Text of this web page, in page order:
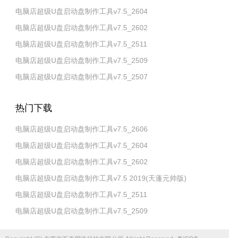
电脑店超级U盘启动盘制作工具v7.5_2604
电脑店超级U盘启动盘制作工具v7.5_2602
电脑店超级U盘启动盘制作工具v7.5_2511
电脑店超级U盘启动盘制作工具v7.5_2509
电脑店超级U盘启动盘制作工具v7.5_2507
热门下载
电脑店超级U盘启动盘制作工具v7.5_2606
电脑店超级U盘启动盘制作工具v7.5_2604
电脑店超级U盘启动盘制作工具v7.5_2602
电脑店超级U盘启动盘制作工具v7.5 2019(天蓬元帅版)
电脑店超级U盘启动盘制作工具v7.5_2511
电脑店超级U盘启动盘制作工具v7.5_2509